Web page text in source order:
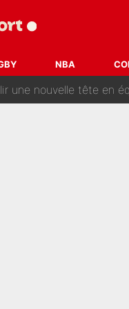
NBA
qui va accélérer son
de chaîne, «le
une nouvelle tête en